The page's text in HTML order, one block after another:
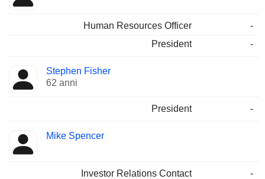
Human Resources Officer
-
President
-
Stephen Fisher
62 anni
President -
Mike Spencer
Investor Relations Contact -